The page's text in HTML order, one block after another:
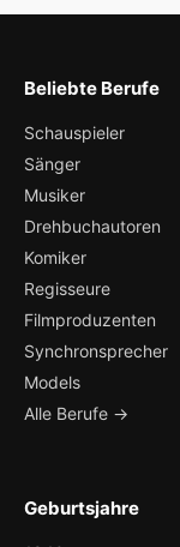
Beliebte Berufe
Schauspieler
Sänger
Musiker
Drehbuchautoren
Komiker
Regisseure
Filmproduzenten
Synchronsprecher
Models
Alle Berufe →
Geburtsjahre